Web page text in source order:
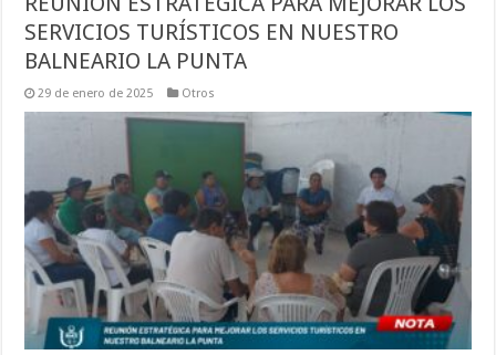
SERVICIOS TURÍSTICOS EN NUESTRO
BALNEARIO LA PUNTA
29 de enero de 2025 Otros